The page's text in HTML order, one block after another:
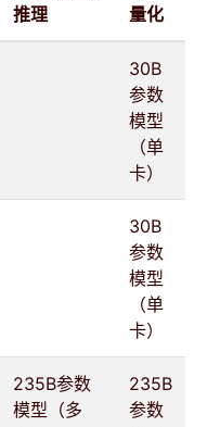
推理
量化
30B
参数
模型
（单
卡）
30B
参数
模型
（单
卡）
235B参数
模型（多
235B
参数